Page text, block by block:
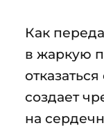
Как
в жаркую
создает
на